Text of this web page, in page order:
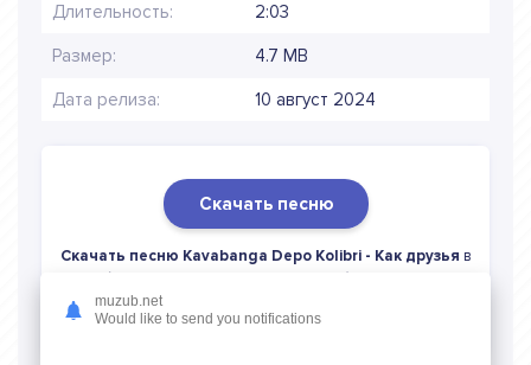
Длительность: 2:03
Размер: 4.7 MB
Дата релиза: 10 август 2024
Скачать песню
Скачать песню Kavabanga Depo Kolibri - Как друзья в
mp3 (длина: 2:03, качество: 320 кбитс) бесплатно или
слушать музыку в режиме онлайн
muzub.net
Would like to send you notifications